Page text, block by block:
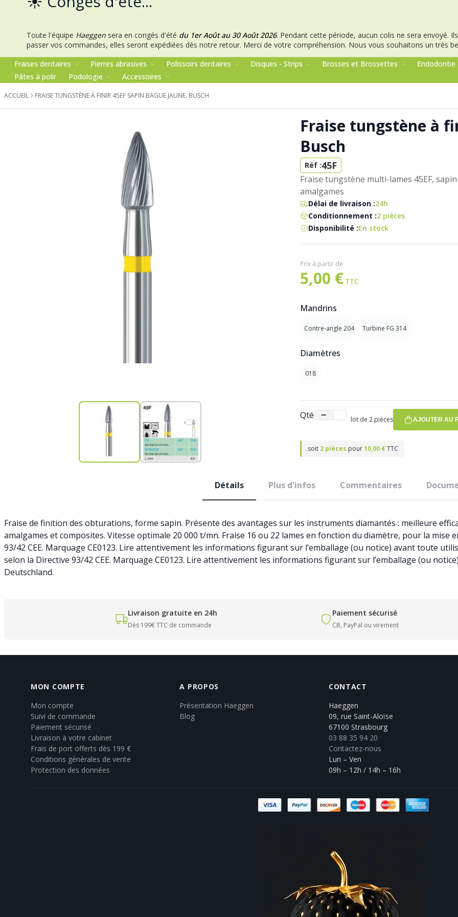
Toute l'équipe Haeggen sera en congés d'été du 1er Août au 30 Août 2026. Pendant cette période, aucun colis ne sera envoyé.
passer vos commandes, elles seront expédiées dès notre retour. Merci de votre compréhension. Nous vous souhaitons un très
Fraises dentaires Pierres abrasives Polissoirs dentaires Disques - Strips Brosses et Brossettes Endodontie
Pâtes à polir
Podologie Accessoires
ACCUEIL FRAISE TUNGSTÈNE À FINIR 45EF SAPIN BAGUE JAUNE. BUSCH
Fraise tungstène à
Busch
Réf :45F
Fraise tungstène multi-lames 45EF,
amalgames
Délai de livraison :24h
Conditionnement :2 pièces
Disponibilité :En stock
Prix à partir de
5,00 €
Mandrins
Contre-angle 204 Turbine FG 314
Diamètres
018
Qté − +
lot de 2 pièces AJOUTER AU
soit 2 pièces pour10,00 €TTC
Détails
Fraise de finition des obturations, forme sapin. Présente des avantages sur les instruments diamantés : meilleure
amalgames et composites. Vitesse optimale 20 000 t/mn. Fraise 16 ou 22 lames en fonction du diamètre, pour la mise
93/42 CEE. Marquage CE0123. Lire attentivement les informations figurant sur l’emballage (ou notice) avant toute
selon la Directive 93/42 CEE. Marquage CE0123. Lire attentivement les informations figurant sur l’emballage (ou
Deutschland.
Plus d'infos Commentaires
Livraison gratuite en 24h
Dès 199€ TTC de commande
Paiement sécurisé
CB, PayPal ou virement
MON COMPTE
Mon compte
Suivi de commande
Paiement sécurisé
Livraison à votre cabinet
Frais de port offerts dès 199 €
Conditions générales de vente
Protection des données
A PROPOS
Présentation Haeggen
Blog
CONTACT
Haeggen
09, rue Saint-Aloïse
67100 Strasbourg
03 88 35 94 20
Contactez-nous
Lun – Ven
09h – 12h / 14h – 16h